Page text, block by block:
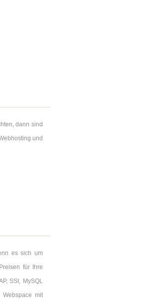
dann sind
und
es sich um
für Ihre
SSI, MySQL
mit